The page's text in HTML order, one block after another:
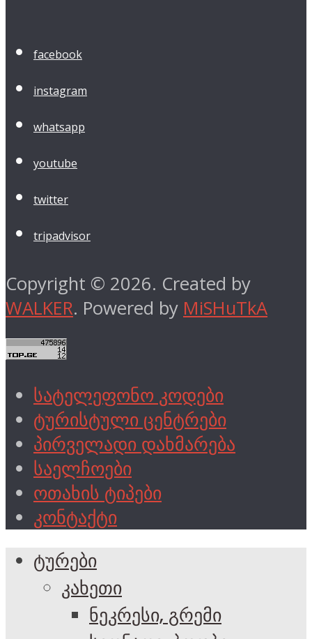
facebook
instagram
whatsapp
youtube
twitter
tripadvisor
Copyright © 2026. Created by
WALKER. Powered by MiSHuTkA
სატელეფონო კოდები
ტურისტული ცენტრები
პირველადი დახმარება
საელჩოები
ოთახის ტიპები
კონტაქტი
ტურები
კახეთი
ნეკრესი, გრემი